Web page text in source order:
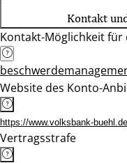
Kontakt
Kontakt-Möglichkeit
Website des Konto-
https://www.volksbank-buehl.de
Vertragsstrafe